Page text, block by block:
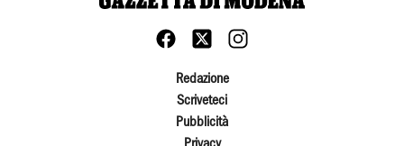
Redazione
Scriveteci
Pubblicità